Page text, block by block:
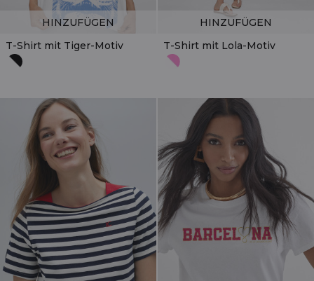
T-Shirt mit Tiger-Motiv
HINZUFÜGEN
T-Shirt mit Lola-Motiv
HINZUFÜGEN